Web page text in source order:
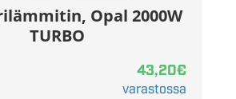
Opal 2000W
TURBO
43,20€
varastossa